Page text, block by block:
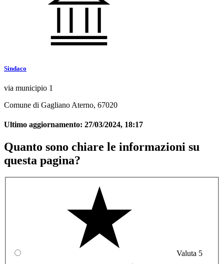
Sindaco
via municipio 1
Comune di Gagliano Aterno, 67020
Ultimo aggiornamento: 27/03/2024, 18:17
Quanto sono chiare le informazioni su
questa pagina?
Valuta 5